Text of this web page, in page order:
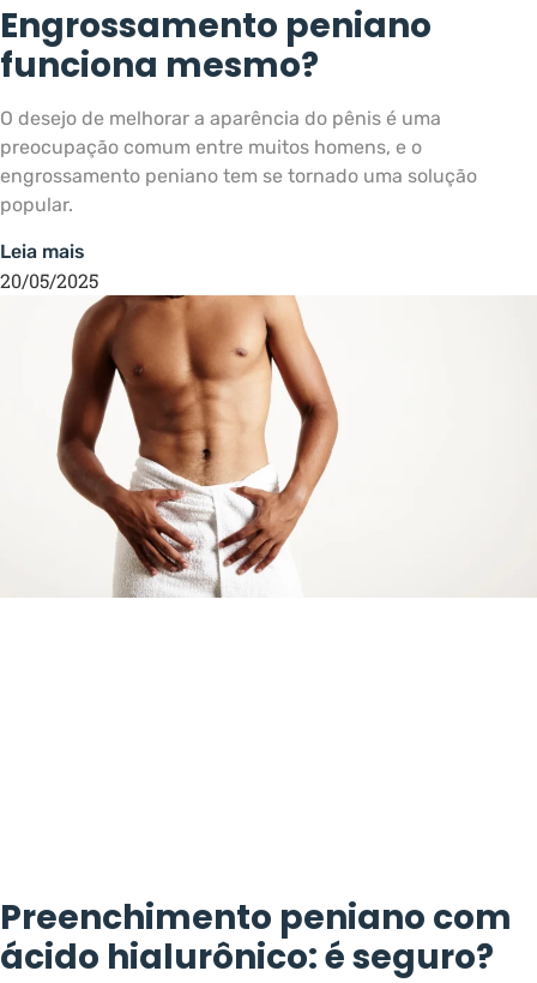
Engrossamento peniano
funciona mesmo?
O desejo de melhorar a aparência do pênis é uma
preocupação comum entre muitos homens, e o
engrossamento peniano tem se tornado uma solução
popular.
Leia mais
20/05/2025
Preenchimento peniano com
ácido hialurônico: é seguro?